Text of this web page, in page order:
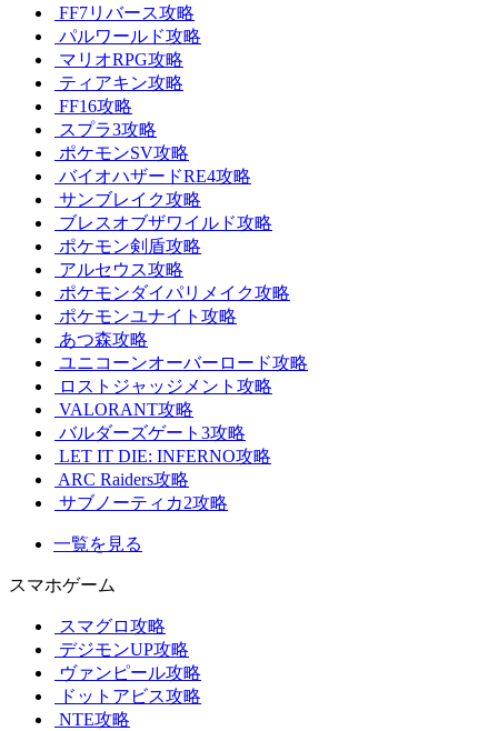
FF7リバース攻略
パルワールド攻略
マリオRPG攻略
ティアキン攻略
FF16攻略
スプラ3攻略
ポケモンSV攻略
バイオハザードRE4攻略
サンブレイク攻略
ブレスオブザワイルド攻略
ポケモン剣盾攻略
アルセウス攻略
ポケモンダイパリメイク攻略
ポケモンユナイト攻略
あつ森攻略
ユニコーンオーバーロード攻略
ロストジャッジメント攻略
VALORANT攻略
バルダーズゲート3攻略
LET IT DIE: INFERNO攻略
ARC Raiders攻略
サブノーティカ2攻略
一覧を見る
スマホゲーム
スマグロ攻略
デジモンUP攻略
ヴァンピール攻略
ドットアビス攻略
NTE攻略